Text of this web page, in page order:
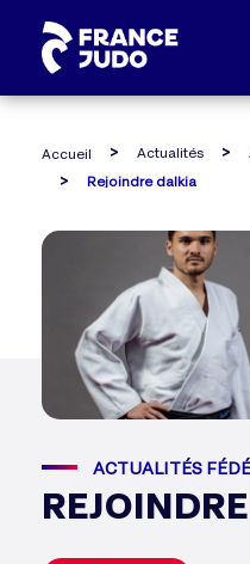
Accueil Actualités
Rejoindre dalkia
ACTUALITÉS